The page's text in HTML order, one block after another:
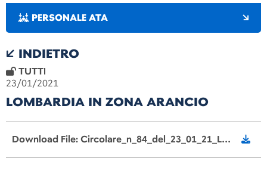
PERSONALE ATA
INDIETRO
TUTTI
23/01/2021
LOMBARDIA IN ZONA ARANCIO
Download File: Circolare_n_84_del_23_01_21_Lombardia_zona_arancio_ripresa_attivit%C3%A0_didattiche_signed.pdf